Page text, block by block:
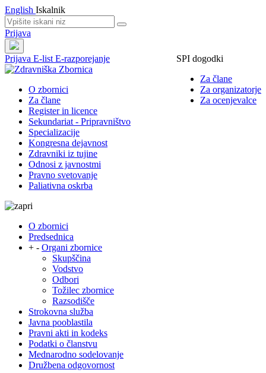
English Iskalnik
Prijava
Prijava
SPI dogodki
Za člane
Za organizatorje
Za ocenjevalce
E-list E-razporejanje
O zbornici
Za člane
Register in licence
Sekundariat - Pripravništvo
Specializacije
Kongresna dejavnost
Zdravniki iz tujine
Odnosi z javnostmi
Pravno svetovanje
Paliativna oskrba
O zbornici
Predsednica
+ - Organi zbornice
Skupščina
Vodstvo
Odbori
Tožilec zbornice
Razsodišče
Strokovna služba
Javna pooblastila
Pravni akti in kodeks
Podatki o članstvu
Mednarodno sodelovanje
Družbena odgovornost